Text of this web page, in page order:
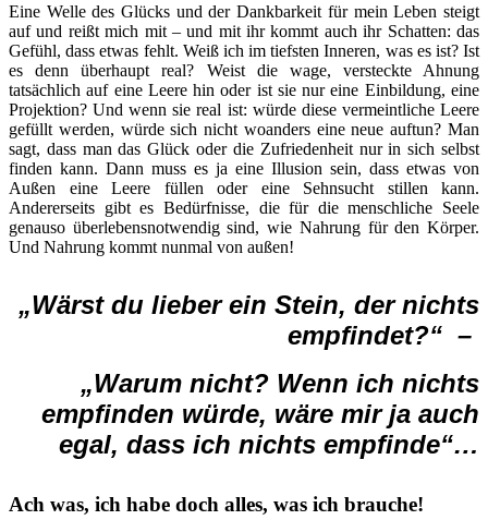
Eine Welle des Glücks und der Dankbarkeit für mein Leben steigt
auf und reißt mich mit – und mit ihr kommt auch ihr Schatten: das
Gefühl, dass etwas fehlt. Weiß ich im tiefsten Inneren, was es ist? Ist
es denn überhaupt real? Weist die wage, versteckte Ahnung
tatsächlich auf eine Leere hin oder ist sie nur eine Einbildung, eine
Projektion? Und wenn sie real ist: würde diese vermeintliche Leere
gefüllt werden, würde sich nicht woanders eine neue auftun? Man
sagt, dass man das Glück oder die Zufriedenheit nur in sich selbst
finden kann. Dann muss es ja eine Illusion sein, dass etwas von
Außen eine Leere füllen oder eine Sehnsucht stillen kann.
Andererseits gibt es Bedürfnisse, die für die menschliche Seele
genauso überlebensnotwendig sind, wie Nahrung für den Körper.
Und Nahrung kommt nunmal von außen!
„Wärst du lieber ein Stein, der nichts
empfindet?“ –
„Warum nicht? Wenn ich nichts
empfinden würde, wäre mir ja auch
egal, dass ich nichts empfinde“…
Ach was, ich habe doch alles, was ich brauche!